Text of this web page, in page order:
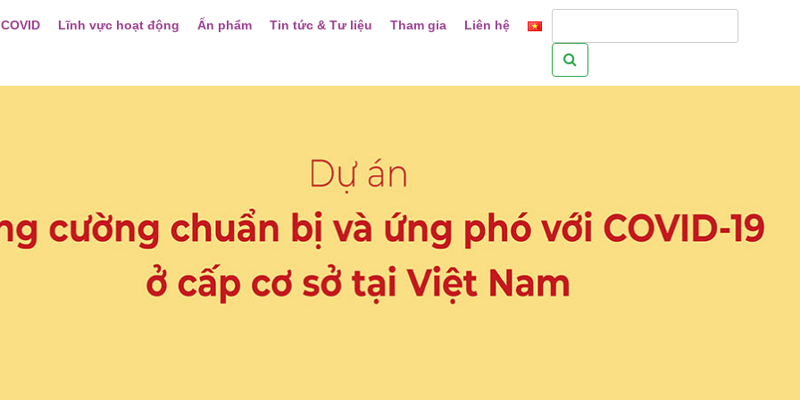
Lĩnh vực hoạt động Ấn phẩm Tin tức & Tư liệu Tham gia Liên hệ